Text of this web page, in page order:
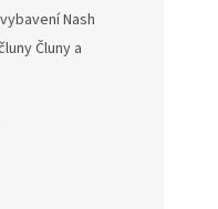
Nash
Čluny a